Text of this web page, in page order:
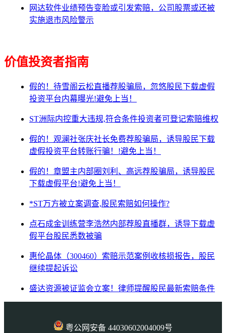
网达软件业绩预告变脸或引发索赔，公司股票或还被
实施退市风险警示
价值投资者指南
假的！待雪阁云松直播荐股骗局，忽悠股民下载虚假
投资平台内幕曝光!避免上当！
ST洲际内控重大违规,符合条件投资者可登记索赔维权
假的！观澜社张庆社长免费荐股骗局，诱导股民下载
虚假投资平台转账行骗！!避免上当！
假的！章盟主内部圈刘利、高远荐股骗局，诱导股民
下载虚假平台!避免上当！
*ST万方被立案调查,股民索赔如何操作?
点石成金训练营李浩然内部荐股直播群，诱导下载虚
假平台股民悉数被骗
惠伦晶体（300460）索赔示范案例收核损报告，股民
继续提起诉讼
盛达资源被证监会立案！律师提醒股民最新索赔条件
粤公网安备 44030602004009号